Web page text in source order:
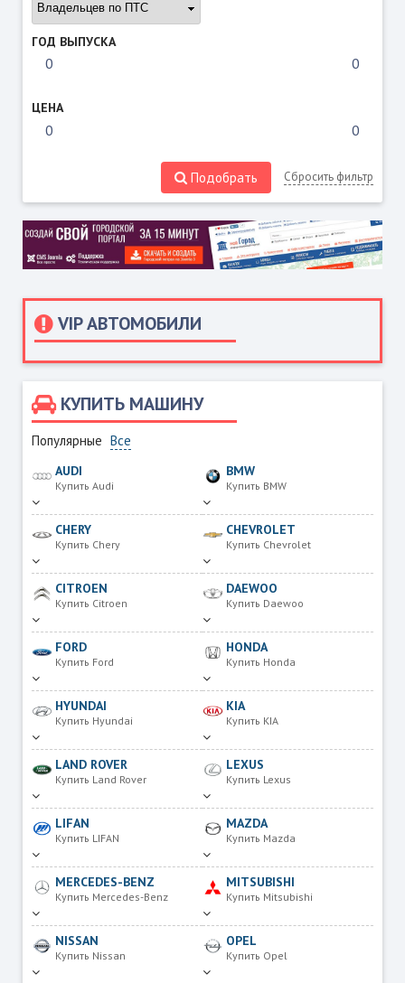
VIP АВТОМОБИЛИ
КУПИТЬ МАШИНУ
Популярные Все
AUDI
Купить Audi
BMW
Купить BMW
CHERY
Купить Chery
CHEVROLET
Купить Chevrolet
CITROEN
Купить Citroen
DAEWOO
Купить Daewoo
FORD
Купить Ford
HONDA
Купить Honda
HYUNDAI
Купить Hyundai
KIA
Купить KIA
LAND ROVER
Купить Land Rover
LEXUS
Купить Lexus
LIFAN
Купить LIFAN
MAZDA
Купить Mazda
MERCEDES-BENZ
Купить Mercedes-Benz
MITSUBISHI
Купить Mitsubishi
NISSAN
Купить Nissan
OPEL
Купить Opel
ГОД ВЫПУСКА
ЦЕНА
Подобрать Сбросить фильтр